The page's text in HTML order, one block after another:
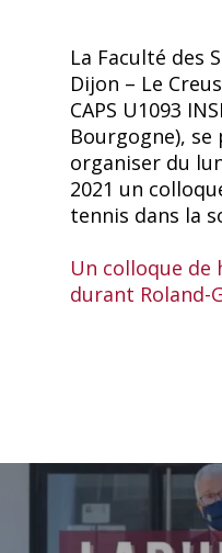
La Faculté des
Dijon – Le
CAPS U1093
Bourgogne),
organiser du
2021 un
tennis dans la
Un colloque de
durant Roland-